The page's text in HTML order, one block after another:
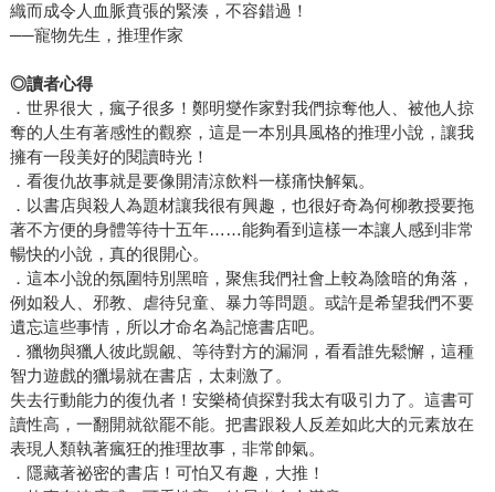
織而成令人血脈賁張的緊湊，不容錯過！
──寵物先生，推理作家
◎讀者心得
．世界很大，瘋子很多！鄭明燮作家對我們掠奪他人、被他人掠
奪的人生有著感性的觀察，這是一本別具風格的推理小說，讓我
擁有一段美好的閱讀時光！
．看復仇故事就是要像開清涼飲料一樣痛快解氣。
．以書店與殺人為題材讓我很有興趣，也很好奇為何柳教授要拖
著不方便的身體等待十五年……能夠看到這樣一本讓人感到非常
暢快的小說，真的很開心。
．這本小說的氛圍特別黑暗，聚焦我們社會上較為陰暗的角落，
例如殺人、邪教、虐待兒童、暴力等問題。或許是希望我們不要
遺忘這些事情，所以才命名為記憶書店吧。
．獵物與獵人彼此覬覦、等待對方的漏洞，看看誰先鬆懈，這種
智力遊戲的獵場就在書店，太刺激了。
失去行動能力的復仇者！安樂椅偵探對我太有吸引力了。這書可
讀性高，一翻開就欲罷不能。把書跟殺人反差如此大的元素放在
表現人類執著瘋狂的推理故事，非常帥氣。
．隱藏著祕密的書店！可怕又有趣，大推！